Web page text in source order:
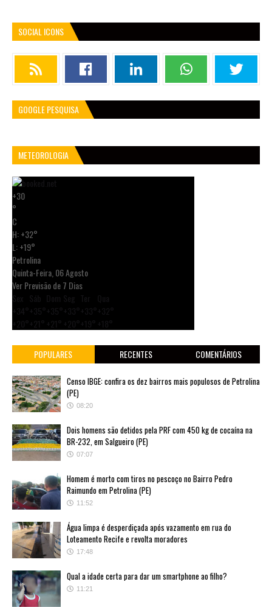
SOCIAL ICONS
GOOGLE PESQUISA
METEOROLOGIA
+30
°
C
H:+32°
L:+19°
Petrolina
Quinta-Feira, 06 Agosto
Ver Previsão de 7 Dias
POPULARES RECENTES COMENTÁRIOS
Censo IBGE: confira os dez bairros mais populosos de Petrolina
(PE)
08:20
Dois homens são detidos pela PRF com 450 kg de cocaína na
BR-232, em Salgueiro (PE)
07:07
Homem é morto com tiros no pescoço no Bairro Pedro
Raimundo em Petrolina (PE)
11:52
Água limpa é desperdiçada após vazamento em rua do
Loteamento Recife e revolta moradores
17:48
Qual a idade certa para dar um smartphone ao filho?
11:21